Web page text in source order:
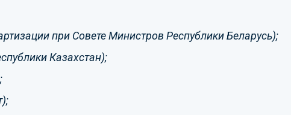
при Совете Министров Республики Беларусь);
Казахстан);